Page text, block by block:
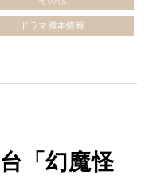
ドラマ脚本情報
「幻魔怪